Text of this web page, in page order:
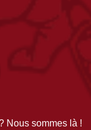
Nous sommes là !